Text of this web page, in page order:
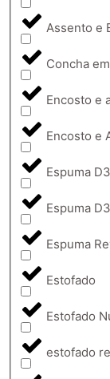
Assento e
Concha
Encosto e
Encosto e
Espuma
Espuma
Espuma
Estofado
Estofado
estofado